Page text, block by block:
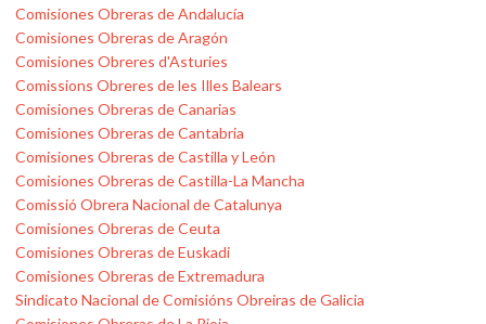
Comisiones Obreras de Andalucía
Comisiones Obreras de Aragón
Comisiones Obreres d'Asturies
Comissions Obreres de les Illes Balears
Comisiones Obreras de Canarias
Comisiones Obreras de Cantabria
Comisiones Obreras de Castilla y León
Comisiones Obreras de Castilla-La Mancha
Comissió Obrera Nacional de Catalunya
Comisiones Obreras de Ceuta
Comisiones Obreras de Euskadi
Comisiones Obreras de Extremadura
Sindicato Nacional de Comisións Obreiras de Galicia